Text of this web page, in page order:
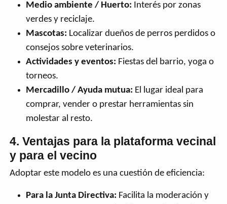
Medio ambiente / Huerto: Interés por zonas
verdes y reciclaje.
Mascotas: Localizar dueños de perros perdidos o
consejos sobre veterinarios.
Actividades y eventos: Fiestas del barrio, yoga o
torneos.
Mercadillo / Ayuda mutua: El lugar ideal para
comprar, vender o prestar herramientas sin
molestar al resto.
4. Ventajas para la plataforma vecinal
y para el vecino
Adoptar este modelo es una cuestión de eficiencia:
Para la Junta Directiva: Facilita la moderación y